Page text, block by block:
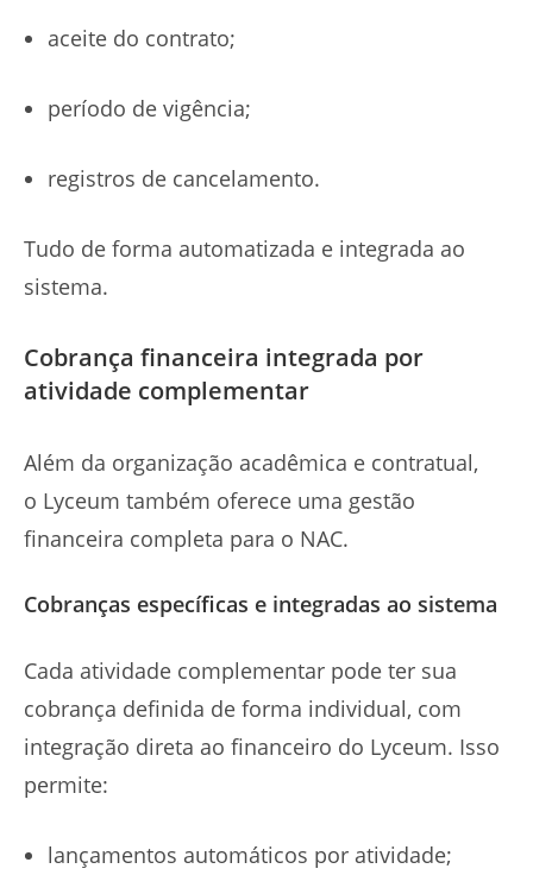
aceite do contrato;
período de vigência;
registros de cancelamento.
Tudo de forma automatizada e integrada ao
sistema.
Cobrança financeira integrada por
atividade complementar
Além da organização acadêmica e contratual,
o Lyceum também oferece uma gestão
financeira completa para o NAC.
Cobranças específicas e integradas ao sistema
Cada atividade complementar pode ter sua
cobrança definida de forma individual, com
integração direta ao financeiro do Lyceum. Isso
permite:
lançamentos automáticos por atividade;